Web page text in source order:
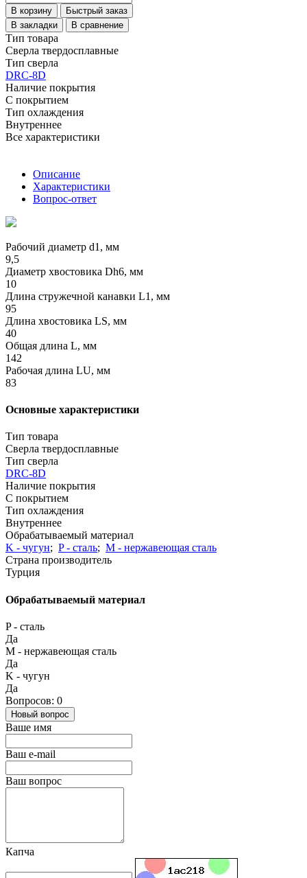
В корзину
Быстрый заказ
В закладки
В сравнение
Тип товара
Сверла твердосплавные
Тип сверла
DRC-8D
Наличие покрытия
С покрытием
Тип охлаждения
Внутреннее
Все характеристики
Описание
Характеристики
Вопрос-ответ
Рабочий диаметр d1, мм
9,5
Диаметр хвостовика Dh6, мм
10
Длина стружечной канавки L1, мм
95
Длина хвостовика LS, мм
40
Общая длина L, мм
142
Рабочая длина LU, мм
83
Основные характеристики
Тип товара
Сверла твердосплавные
Тип сверла
DRC-8D
Наличие покрытия
С покрытием
Тип охлаждения
Внутреннее
Обрабатываемый материал
K - чугун; P - сталь; М - нержавеющая сталь
Страна производитель
Турция
Обрабатываемый материал
P - сталь
Да
М - нержавеющая сталь
Да
K - чугун
Да
Вопросов: 0
Новый вопрос
Ваше имя
Ваш e-mail
Ваш вопрос
Капча